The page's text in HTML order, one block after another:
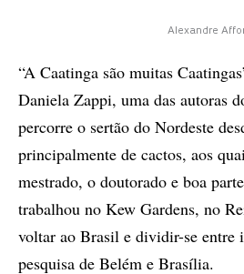
Alexandre
“A Caatinga são muitas
Daniela Zappi, uma das autoras
percorre o sertão do Nordeste
principalmente de cactos, aos
mestrado, o doutorado e boa
trabalhou no Kew Gardens, no
voltar ao Brasil e dividir-se entre
pesquisa de Belém e Brasília.